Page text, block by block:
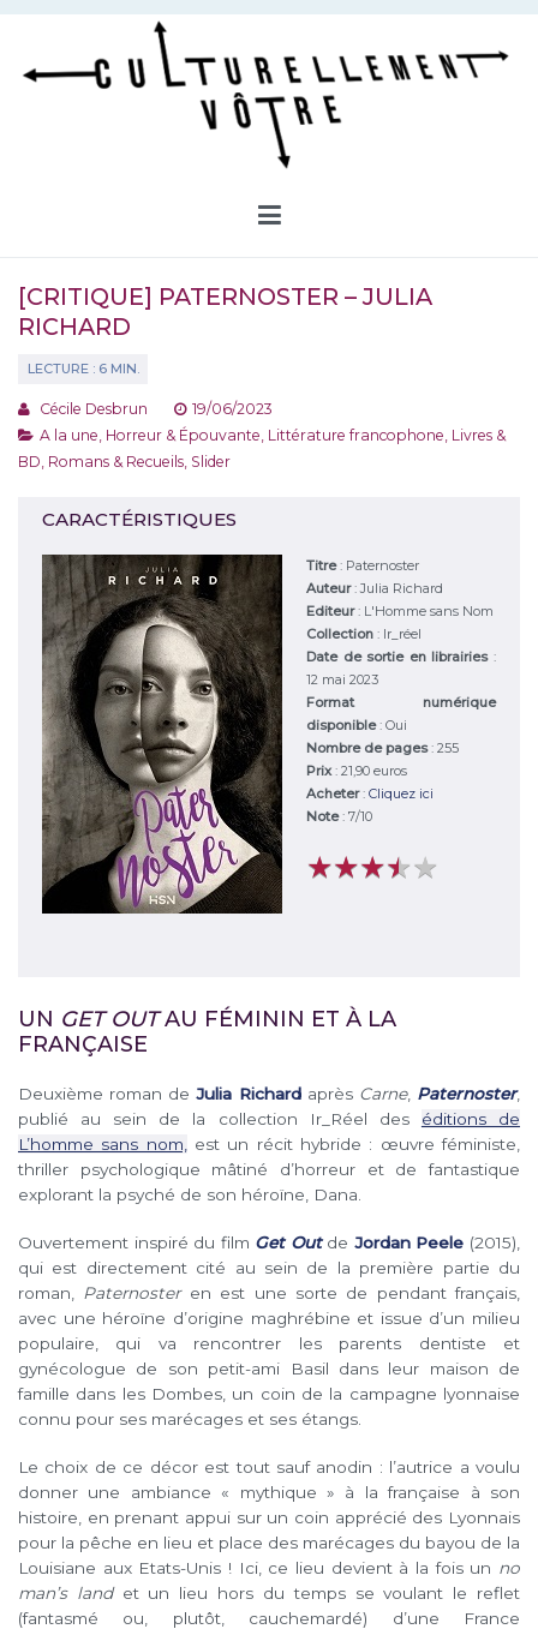
Aller
contenu
[CRITIQUE] PATERNOSTER – JULIA
RICHARD
Cécile Desbrun
19/06/2023
A la une Horreur & Épouvante Littérature francophone Livres &
BD Romans & Recueils Slider
CARACTÉRISTIQUES
Titre: Paternoster
Auteur:Julia Richard
Editeur: L'Homme sans Nom
Collection : Ir_réel
Date de sortie en librairies :
12 mai 2023
Format numérique
disponible: Oui
Nombre de pages: 255
Prix: 21,90 euros
Acheter: Cliquez ici
Note: 7/10
★★★★★
★★★★★
UN GET OUTAU FÉMININ ET À LA
FRANÇAISE
Deuxième roman deJulia Richardaprès Carne, Paternoster,
publié au sein de la collection Ir_Réel des éditions de
L’homme sans nom,
est un récit hybride : œuvre féministe,
thriller psychologique mâtiné d’horreur et de fantastique
explorant la psyché de son héroïne, Dana.
Ouvertement inspiré du film Get Out de Jordan Peele (2015),
qui est directement cité au sein de la première partie du
roman, Paternosteren est une sorte de pendant français,
avec une héroïne d’origine maghrébine et issue d’un milieu
populaire, qui va rencontrer les parents dentiste et
gynécologue de son petit-ami Basil dans leur maison de
famille dans les Dombes, un coin de la campagne lyonnaise
connu pour ses marécages et ses étangs.
Le choix de ce décor est tout sauf anodin : l’autrice a voulu
donner une ambiance « mythique » à la française à son
histoire, en prenant appui sur un coin apprécié des Lyonnais
pour la pêche en lieu et place des marécages du bayou de la
Louisiane aux Etats-Unis ! Ici, ce lieu devient à la fois un no
man’s landet un lieu hors du temps se voulant le reflet
(fantasmé ou, plutôt, cauchemardé) d’une France